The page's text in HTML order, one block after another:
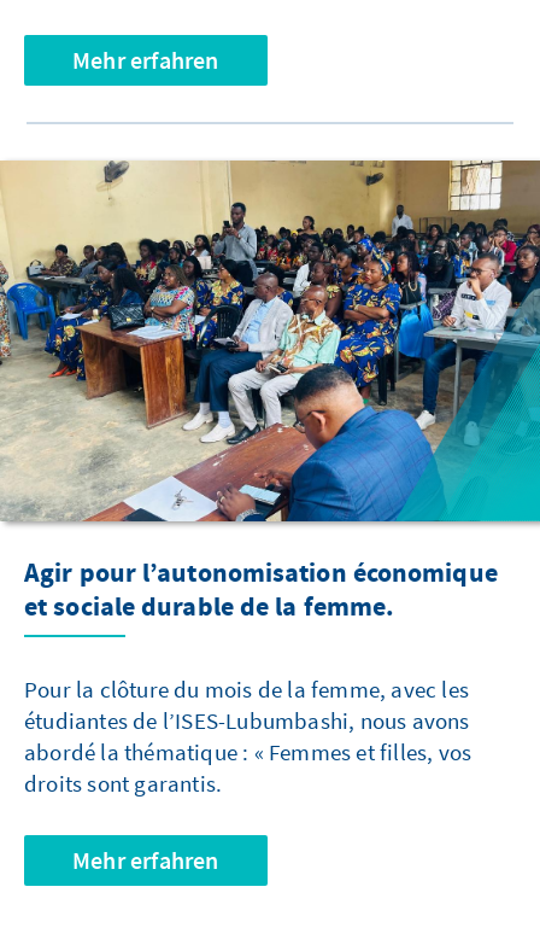
Mehr erfahren
Agir pour l’autonomisation économique
et sociale durable de la femme.
Pour la clôture du mois de la femme, avec les
étudiantes de l’ISES-Lubumbashi, nous avons
abordé la thématique : « Femmes et filles, vos
droits sont garantis.
Mehr erfahren